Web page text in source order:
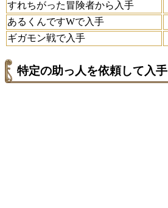
すれちがった冒険者から入手
あるくんですWで入手
ギガモン戦で入手
特定の助っ人を依頼して入手